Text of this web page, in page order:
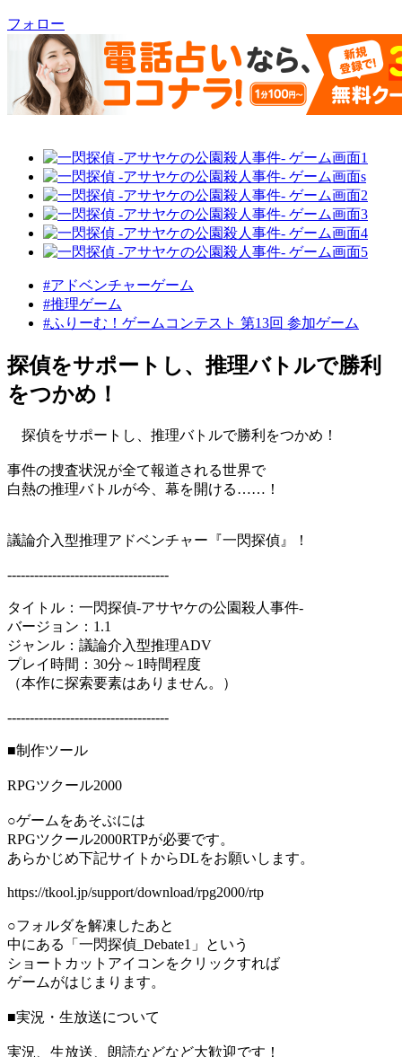
フォロー
#アドベンチャーゲーム
#推理ゲーム
#ふりーむ！ゲームコンテスト 第13回 参加ゲーム
探偵をサポートし、推理バトルで勝利
をつかめ！
探偵をサポートし、推理バトルで勝利をつかめ！
事件の捜査状況が全て報道される世界で
白熱の推理バトルが今、幕を開ける……！
議論介入型推理アドベンチャー『一閃探偵』！
------------------------------------
タイトル：一閃探偵‐アサヤケの公園殺人事件‐
バージョン：1.1
ジャンル：議論介入型推理ADV
プレイ時間：30分～1時間程度
（本作に探索要素はありません。）
------------------------------------
■制作ツール
RPGツクール2000
○ゲームをあそぶには
RPGツクール2000RTPが必要です。
あらかじめ下記サイトからDLをお願いします。
https://tkool.jp/support/download/rpg2000/rtp
○フォルダを解凍したあと
中にある「一閃探偵_Debate1」という
ショートカットアイコンをクリックすれば
ゲームがはじまります。
■実況・生放送について
実況、生放送、朗読などなど大歓迎です！